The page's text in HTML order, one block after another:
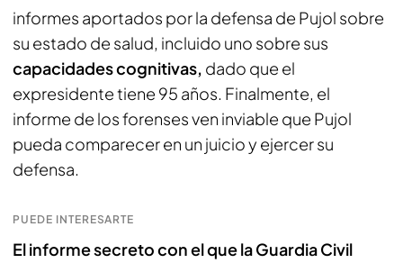
informes aportados por la defensa de Pujol sobre
su estado de salud, incluido uno sobre sus
capacidades cognitivas, dado que el
expresidente tiene 95 años. Finalmente, el
informe de los forenses ven inviable que Pujol
pueda comparecer en un juicio y ejercer su
defensa.
PUEDE INTERESARTE
El informe secreto con el que la Guardia Civil